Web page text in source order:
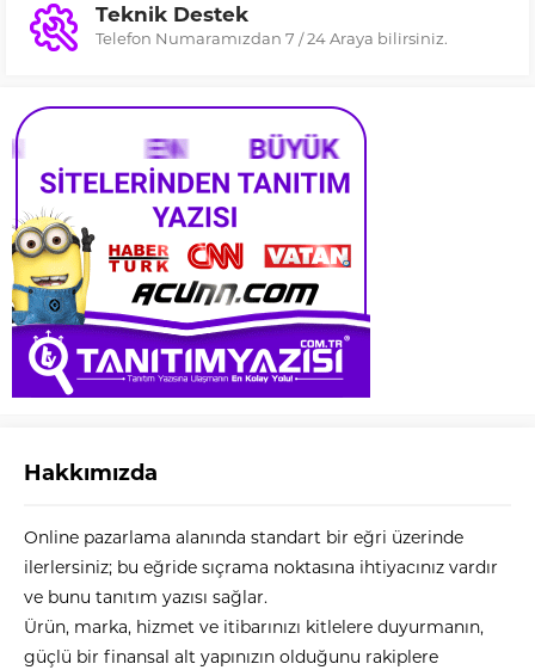
Teknik Destek
Telefon Numaramızdan 7 / 24 Araya bilirsiniz.
Hakkımızda
Online pazarlama alanında standart bir eğri üzerinde
ilerlersiniz; bu eğride sıçrama noktasına ihtiyacınız vardır
ve bunu tanıtım yazısı sağlar.
Ürün, marka, hizmet ve itibarınızı kitlelere duyurmanın,
güçlü bir finansal alt yapınızın olduğunu rakiplere